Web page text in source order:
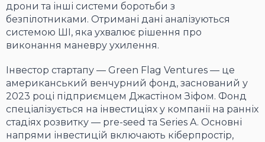
дрони та інші системи боротьби з
безпілотниками. Отримані дані аналізуються
системою ШІ, яка ухвалює рішення про
виконання маневру ухилення.
Інвестор стартапу — Green Flag Ventures — це
американський венчурний фонд, заснований у
2023 році підприємцем Джастіном Зіфом. Фонд
спеціалізується на інвестиціях у компанії на ранніх
стадіях розвитку — pre-seed та Series A. Основні
напрями інвестицій включають кіберпростір,